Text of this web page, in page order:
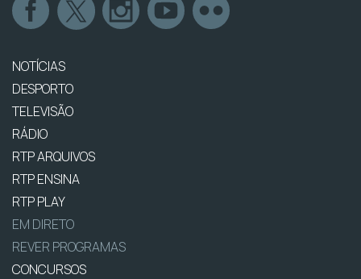
NOTÍCIAS
DESPORTO
TELEVISÃO
RÁDIO
RTP ARQUIVOS
RTP ENSINA
RTP PLAY
EM DIRETO
REVER PROGRAMAS
CONCURSOS